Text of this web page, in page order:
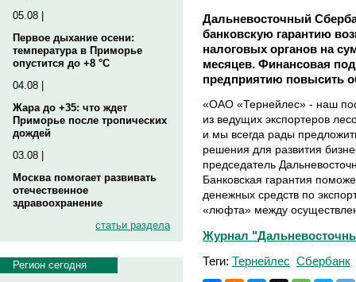
05.08 |
Первое дыхание осени:
температура в Приморье
опустится до +8 °C
04.08 |
Жара до +35: что ждет
Приморье после тропических
дождей
03.08 |
Москва помогает развивать
отечественное
здравоохранение
статьи раздела
Регион сегодня
Дальневосточный
банковскую гарантию
налоговых органов на
месяцев. Финансовая
предприятию повысить
«ОАО «Тернейлес» - наш
из ведущих экспортеров
и мы всегда рады
решения для развития
председатель
Банковская гарантия
денежных средств по
«люфта» между
Журнал
Теги: Тернейлес Сбербанк